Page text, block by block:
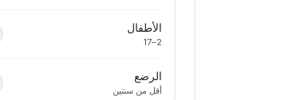
الأطفال
2–17
الرضع
أقل من سنتين